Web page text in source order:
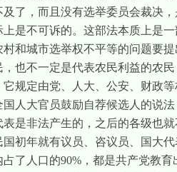
了，而且没有选举委员会裁决
是不可诉的。这部法本质上是
村和城市选举权不平等的问题要
也不一定是代表农民利益的农
规定由党、人大、公安、财政
国人大官员鼓励自荐候选人的说
是非法产生的，之后的各级也
初年就有议员、咨议员、国大
占了人口的90%，都是共产党教育